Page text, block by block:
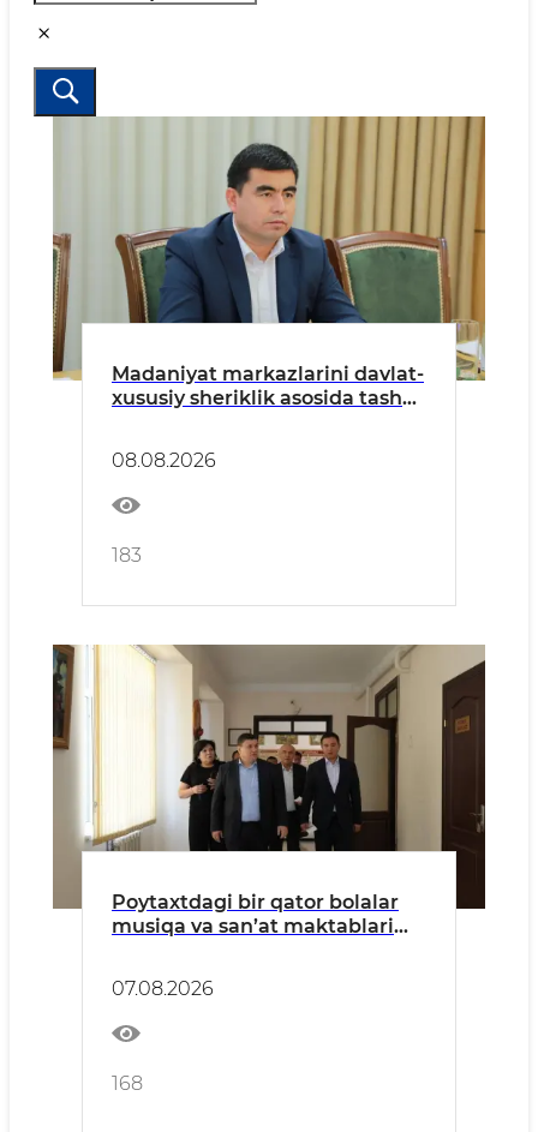
Madaniyat markazlarini davlat-
xususiy sheriklik asosida tashkil
08.08.2026
183
Poytaxtdagi bir qator bolalar
musiqa va san’at maktablari
07.08.2026
168